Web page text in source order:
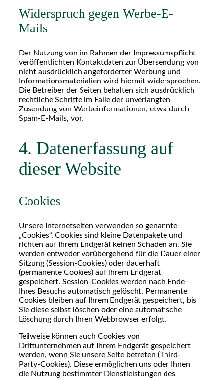
Widerspruch gegen Werbe-E-
Mails
Der Nutzung von im Rahmen der Impressumspflicht
veröffentlichten Kontaktdaten zur Übersendung von
nicht ausdrücklich angeforderter Werbung und
Informationsmaterialien wird hiermit widersprochen.
Die Betreiber der Seiten behalten sich ausdrücklich
rechtliche Schritte im Falle der unverlangten
Zusendung von Werbeinformationen, etwa durch
Spam-E-Mails, vor.
4. Datenerfassung auf
dieser Website
Cookies
Unsere Internetseiten verwenden so genannte
„Cookies“. Cookies sind kleine Datenpakete und
richten auf Ihrem Endgerät keinen Schaden an. Sie
werden entweder vorübergehend für die Dauer einer
Sitzung (Session-Cookies) oder dauerhaft
(permanente Cookies) auf Ihrem Endgerät
gespeichert. Session-Cookies werden nach Ende
Ihres Besuchs automatisch gelöscht. Permanente
Cookies bleiben auf Ihrem Endgerät gespeichert, bis
Sie diese selbst löschen oder eine automatische
Löschung durch Ihren Webbrowser erfolgt.
Teilweise können auch Cookies von
Drittunternehmen auf Ihrem Endgerät gespeichert
werden, wenn Sie unsere Seite betreten (Third-
Party-Cookies). Diese ermöglichen uns oder Ihnen
die Nutzung bestimmter Dienstleistungen des